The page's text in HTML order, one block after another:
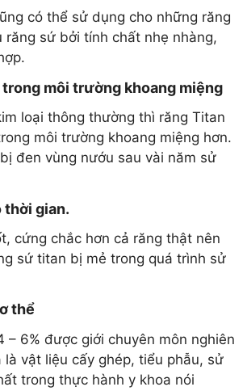
có thể sử dụng cho những răng
răng sứ bởi tính chất nhẹ nhàng,
trong môi trường khoang miệng
loại thông thường thì răng Titan
môi trường khoang miệng hơn.
đen vùng nướu sau vài năm sử
thời gian.
cứng chắc hơn cả răng thật nên
sứ titan bị mẻ trong quá trình sử
thể
– 6% được giới chuyên môn nghiên
là vật liệu cấy ghép, tiểu phẫu, sử
trong thực hành y khoa nói